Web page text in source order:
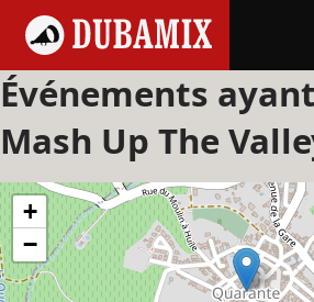
Événements
Mash Up The
+
−